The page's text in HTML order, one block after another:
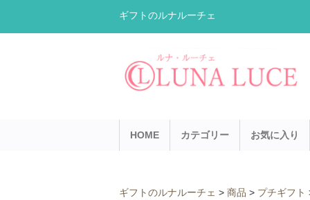
ギフトのルナルーチェ
HOME カテゴリー お気に入り
ギフトのルナルーチェ > 商品 > プチギフト